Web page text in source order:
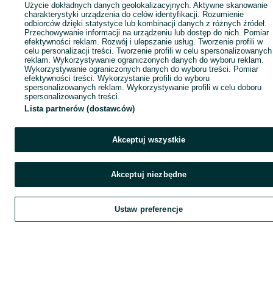
Szukaj Obserwujesz Dodaj Czat
Użycie dokładnych danych geolokalizacyjnych. Aktywne skanowanie
charakterystyki urządzenia do celów identyfikacji. Rozumienie
odbiorców dzięki statystyce lub kombinacji danych z różnych źródeł.
Przechowywanie informacji na urządzeniu lub dostęp do nich. Pomiar
efektywności reklam. Rozwój i ulepszanie usług. Tworzenie profili w
celu personalizacji treści. Tworzenie profili w celu spersonalizowanych
reklam. Wykorzystywanie ograniczonych danych do wyboru reklam.
Wykorzystywanie ograniczonych danych do wyboru treści. Pomiar
efektywności treści. Wykorzystanie profili do wyboru
spersonalizowanych reklam. Wykorzystywanie profili w celu doboru
spersonalizowanych treści.
Lista partnerów (dostawców)
Akceptuj wszystkie
Akceptuj niezbędne
Ustaw preferencje